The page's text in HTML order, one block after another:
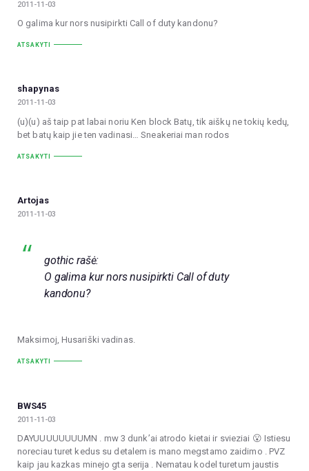
2011-11-03
O galima kur nors nusipirkti Call of duty kandonu?
ATSAKYTI
shapynas
2011-11-03
(u)(u) aš taip pat labai noriu Ken block Batų, tik aiškų ne tokių kedų,
bet batų kaip jie ten vadinasi… Sneakeriai man rodos
ATSAKYTI
Artojas
2011-11-03
gothic rašė:
O galima kur nors nusipirkti Call of duty
kandonu?
Maksimoj, Husariški vadinas.
ATSAKYTI
BWS45
2011-11-03
DAYUUUUUUUUMN . mw 3 dunk’ai atrodo kietai ir svieziai 😮 Istiesu
noreciau turet kedus su detalem is mano megstamo zaidimo . PVZ
kaip jau kazkas minejo gta serija . Nematau kodel turetum jaustis